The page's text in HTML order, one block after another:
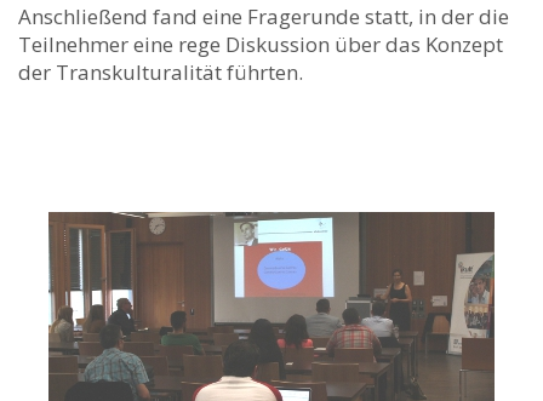
Anschließend fand eine Fragerunde statt, in der die
Teilnehmer eine rege Diskussion über das Konzept
der Transkulturalität führten.